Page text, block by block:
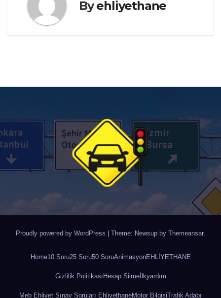
Byehliyethane
Proudly powered by WordPress Theme: Newsup by Themeansar.
Home10 Soru25 Soru50 SoruAnimasyonEHLİYETHANE
Gizlilik Politikası Hesap Silmeİlkyardım
Meb Ehliyet Sınav Soruları EhliyethaneMotor BilgisiTrafik Adabı